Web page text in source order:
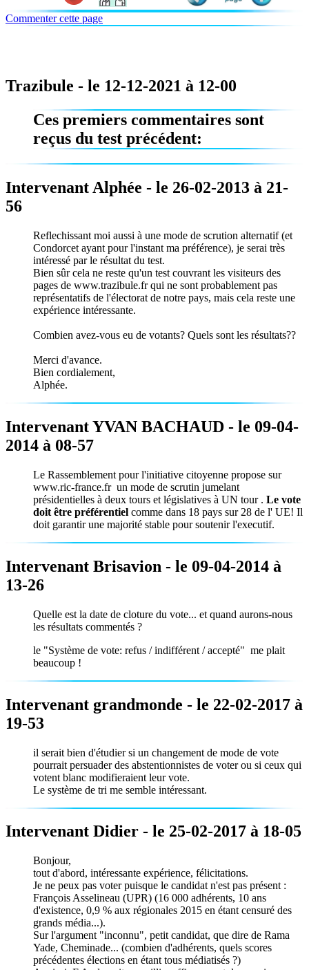
Commenter cette page
Trazibule - le 12-12-2021 à 12-00
Ces premiers commentaires sont
reçus du test précédent:
Intervenant Alphée - le 26-02-2013 à 21-
56
Reflechissant moi aussi à une mode de scrution alternatif (et
Condorcet ayant pour l'instant ma préférence), je serai très
intéressé par le résultat du test.
Bien sûr cela ne reste qu'un test couvrant les visiteurs des
pages de www.trazibule.fr qui ne sont probablement pas
représentatifs de l'électorat de notre pays, mais cela reste une
expérience intéressante.
Combien avez-vous eu de votants? Quels sont les résultats??
Merci d'avance.
Bien cordialement,
Alphée.
Intervenant YVAN BACHAUD - le 09-04-
2014 à 08-57
Le Rassemblement pour l'initiative citoyenne propose sur
www.ric-france.fr un mode de scrutin jumelant
présidentielles à deux tours et législatives à UN tour . Le vote
doit être préférentiel comme dans 18 pays sur 28 de l' UE! Il
doit garantir une majorité stable pour soutenir l'executif.
Intervenant Brisavion - le 09-04-2014 à
13-26
Quelle est la date de cloture du vote... et quand aurons-nous
les résultats commentés ?
le "Système de vote: refus / indifférent / accepté" me plait
beaucoup !
Intervenant grandmonde - le 22-02-2017 à
19-53
il serait bien d'étudier si un changement de mode de vote
pourrait persuader des abstentionnistes de voter ou si ceux qui
votent blanc modifieraient leur vote.
Le système de tri me semble intéressant.
Intervenant Didier - le 25-02-2017 à 18-05
Bonjour,
tout d'abord, intéressante expérience, félicitations.
Je ne peux pas voter puisque le candidat n'est pas présent :
François Asselineau (UPR) (16 000 adhérents, 10 ans
d'existence, 0,9 % aux régionales 2015 en étant censuré des
grands média...).
Sur l'argument "inconnu", petit candidat, que dire de Rama
Yade, Cheminade... (combien d'adhérents, quels scores
précédentes élections en étant tous médiatisés ?)